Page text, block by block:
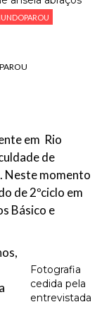
ENTER
em Rio
de
Neste momento
de 2ºciclo em
Básico e
Fotografia
cedida pela
entrevistada